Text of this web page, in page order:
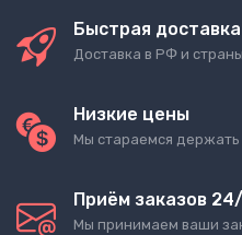
Быстрая доставка
Доставка в РФ и
Низкие цены
Мы стараемся
Приём заказов
Мы принимаем ваши